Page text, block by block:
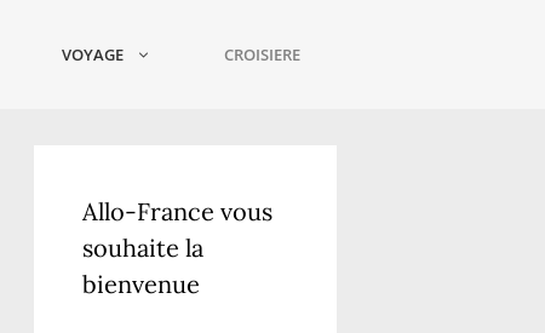
VOYAGE CROISIERE
Allo-France vous
souhaite la
bienvenue